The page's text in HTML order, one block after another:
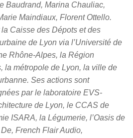
Baudrand, Marina Chauliac,
Maindiaux, Florent Ottello.
Caisse des Dépots et des
de Lyon via l’Université de
Rhône-Alpes, la Région
la métropole de Lyon, la ville de
Ses actions sont
par le laboratoire EVS-
de Lyon, le CCAS de
ISARA, la Légumerie, l’Oasis de
French Flair Audio,